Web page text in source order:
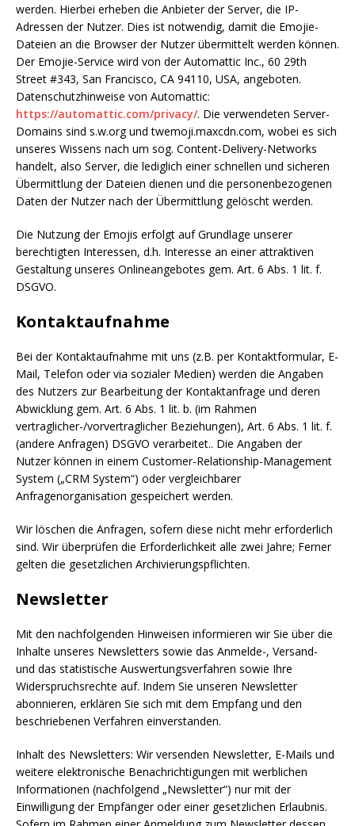
werden. Hierbei erheben die Anbieter der Server, die IP-
Adressen der Nutzer. Dies ist notwendig, damit die Emojie-
Dateien an die Browser der Nutzer übermittelt werden können.
Der Emojie-Service wird von der Automattic Inc., 60 29th
Street #343, San Francisco, CA 94110, USA, angeboten.
Datenschutzhinweise von Automattic:
https://automattic.com/privacy/. Die verwendeten Server-
Domains sind s.w.org und twemoji.maxcdn.com, wobei es sich
unseres Wissens nach um sog. Content-Delivery-Networks
handelt, also Server, die lediglich einer schnellen und sicheren
Übermittlung der Dateien dienen und die personenbezogenen
Daten der Nutzer nach der Übermittlung gelöscht werden.
Die Nutzung der Emojis erfolgt auf Grundlage unserer
berechtigten Interessen, d.h. Interesse an einer attraktiven
Gestaltung unseres Onlineangebotes gem. Art. 6 Abs. 1 lit. f.
DSGVO.
Kontaktaufnahme
Bei der Kontaktaufnahme mit uns (z.B. per Kontaktformular, E-
Mail, Telefon oder via sozialer Medien) werden die Angaben
des Nutzers zur Bearbeitung der Kontaktanfrage und deren
Abwicklung gem. Art. 6 Abs. 1 lit. b. (im Rahmen
vertraglicher-/vorvertraglicher Beziehungen), Art. 6 Abs. 1 lit. f.
(andere Anfragen) DSGVO verarbeitet.. Die Angaben der
Nutzer können in einem Customer-Relationship-Management
System („CRM System“) oder vergleichbarer
Anfragenorganisation gespeichert werden.
Wir löschen die Anfragen, sofern diese nicht mehr erforderlich
sind. Wir überprüfen die Erforderlichkeit alle zwei Jahre; Ferner
gelten die gesetzlichen Archivierungspflichten.
Newsletter
Mit den nachfolgenden Hinweisen informieren wir Sie über die
Inhalte unseres Newsletters sowie das Anmelde-, Versand-
und das statistische Auswertungsverfahren sowie Ihre
Widerspruchsrechte auf. Indem Sie unseren Newsletter
abonnieren, erklären Sie sich mit dem Empfang und den
beschriebenen Verfahren einverstanden.
Inhalt des Newsletters: Wir versenden Newsletter, E-Mails und
weitere elektronische Benachrichtigungen mit werblichen
Informationen (nachfolgend „Newsletter“) nur mit der
Einwilligung der Empfänger oder einer gesetzlichen Erlaubnis.